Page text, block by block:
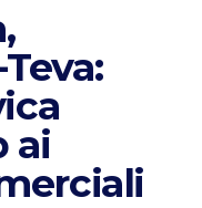
ai